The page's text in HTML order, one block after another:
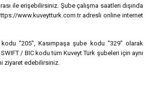
ile erişebilirsiniz. Şube çalışma saatleri dışında
www.kuveytturk.com.tr adresli online internet
"205", Kasımpaşa şube kodu "329" olarak
/ BIC kodu tüm Kuveyt Türk şubeleri için aynı
ziyaret edebilirsiniz.